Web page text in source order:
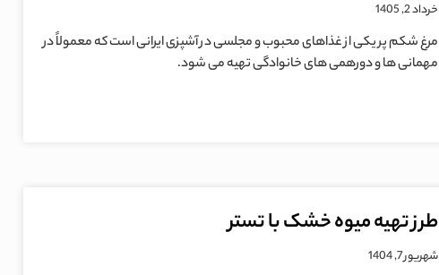
خرداد 2, 1405
مرغ شکم پر یکی از غذاهای محبوب و مجلسی در آشپزی ایرانی است که معمولاً در
مهمانی ها و دورهمی های خانوادگی تهیه می شود.
طرز تهیه میوه خشک با تستر
شهریور 7, 1404